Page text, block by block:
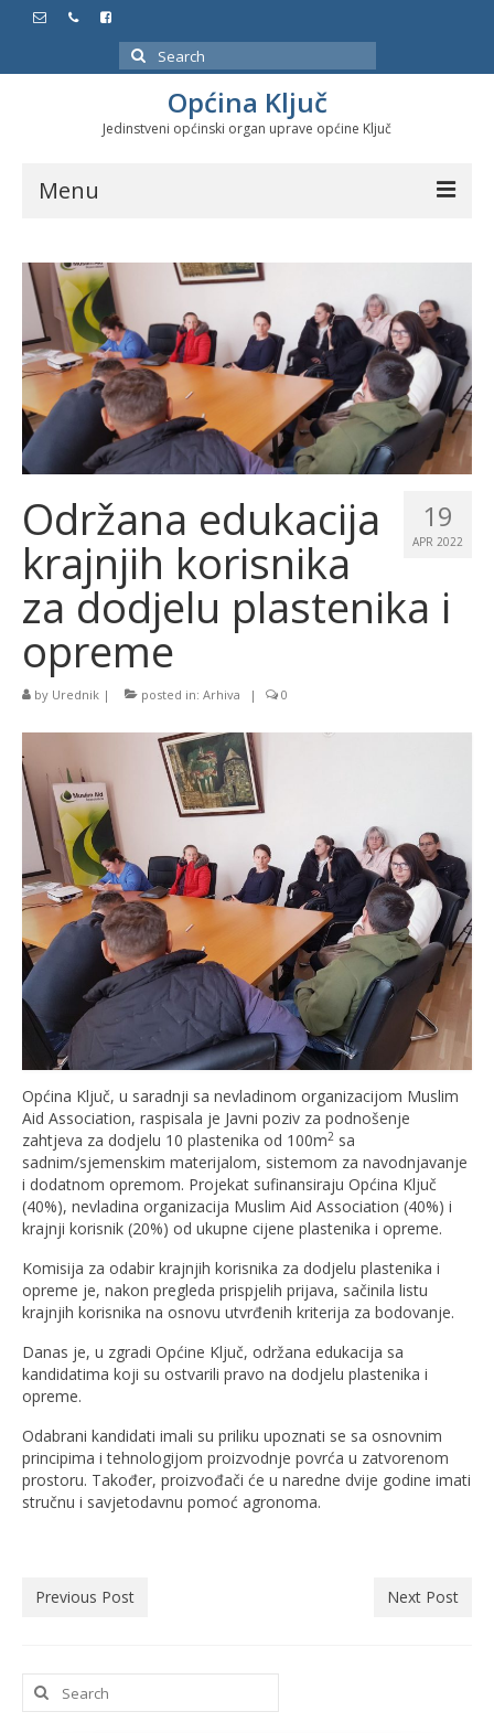
Search
for:
Općina Ključ
Jedinstveni općinski organ uprave općine Ključ
Menu
Službeni glasnici
Javne nabavke
Značajni datumi i manifestacije
Program energetske efikasnosti u stambenom
sektoru
19
APR 2022
Održana edukacija
krajnjih korisnika
za dodjelu plastenika i
opreme
by Urednik | posted in: Arhiva | 0
Općina Ključ, u saradnji sa nevladinom organizacijom Muslim
Aid Association, raspisala je Javni poziv za podnošenje
zahtjeva za dodjelu 10 plastenika od 100m2 sa
sadnim/sjemenskim materijalom, sistemom za navodnjavanje
i dodatnom opremom. Projekat sufinansiraju Općina Ključ
(40%), nevladina organizacija Muslim Aid Association (40%) i
krajnji korisnik (20%) od ukupne cijene plastenika i opreme.
Komisija za odabir krajnjih korisnika za dodjelu plastenika i
opreme je, nakon pregleda prispjelih prijava, sačinila listu
krajnjih korisnika na osnovu utvrđenih kriterija za bodovanje.
Danas je, u zgradi Općine Ključ, održana edukacija sa
kandidatima koji su ostvarili pravo na dodjelu plastenika i
opreme.
Odabrani kandidati imali su priliku upoznati se sa osnovnim
principima i tehnologijom proizvodnje povrća u zatvorenom
prostoru. Također, proizvođači će u naredne dvije godine imati
stručnu i savjetodavnu pomoć agronoma.
Previous Post Next Post
Search
for: